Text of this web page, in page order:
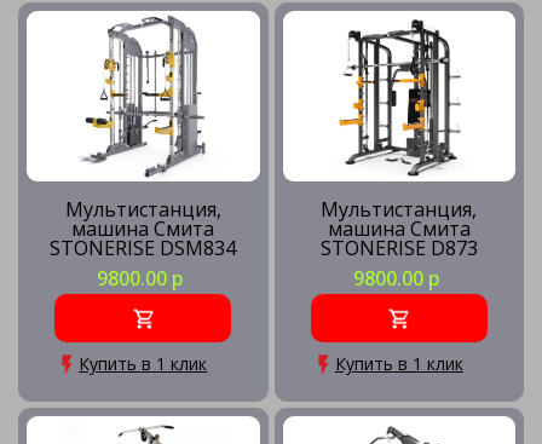
Мультистанция,
машина Смита
STONERISE DSM834
9800.00 р
Купить в 1 клик
Мультистанция,
машина Смита
STONERISE D873
9800.00 р
Купить в 1 клик